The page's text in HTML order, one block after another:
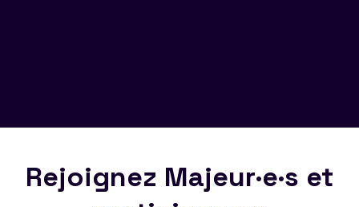
Rejoignez Majeur·e·s et